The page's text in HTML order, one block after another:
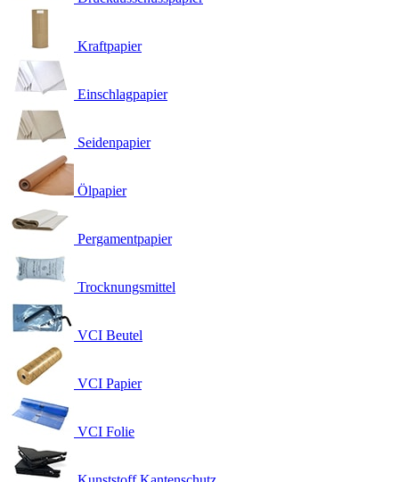
Kraftpapier
Einschlagpapier
Seidenpapier
Ölpapier
Pergamentpapier
Trocknungsmittel
VCI Beutel
VCI Papier
VCI Folie